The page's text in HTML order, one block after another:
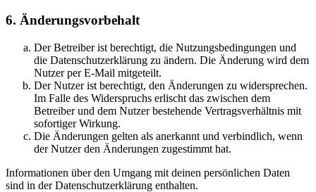
6. Änderungsvorbehalt
Der Betreiber ist berechtigt, die Nutzungsbedingungen und
die Datenschutzerklärung zu ändern. Die Änderung wird dem
Nutzer per E-Mail mitgeteilt.
Der Nutzer ist berechtigt, den Änderungen zu widersprechen.
Im Falle des Widerspruchs erlischt das zwischen dem
Betreiber und dem Nutzer bestehende Vertragsverhältnis mit
sofortiger Wirkung.
Die Änderungen gelten als anerkannt und verbindlich, wenn
der Nutzer den Änderungen zugestimmt hat.
Informationen über den Umgang mit deinen persönlichen Daten
sind in der Datenschutzerklärung enthalten.